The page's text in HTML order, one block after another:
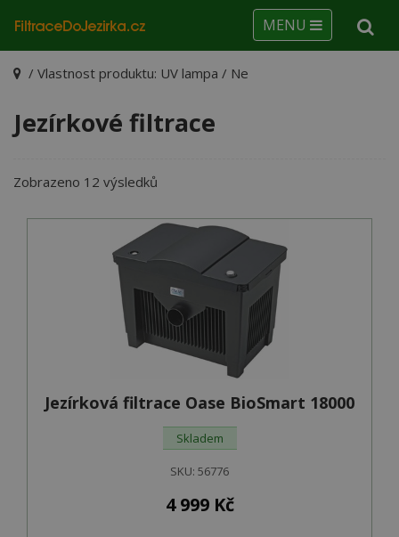
MENU
/ Vlastnost produktu: UV lampa / Ne
Jezírkové filtrace
Zobrazeno 12 výsledků
ceny:
Jezírková filtrace Oase BioSmart 18000
Skladem
SKU: 56776
4 999 Kč